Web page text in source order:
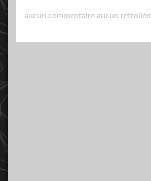
aucun commentaire aucun rétrolien